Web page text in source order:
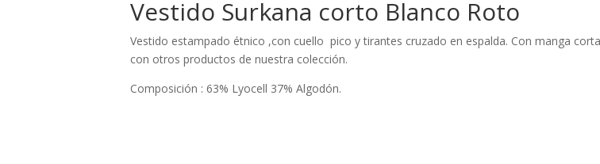
Vestido Surkana corto Blanco Roto
Vestido estampado étnico ,con cuello pico y tirantes cruzado en espalda. Con manga
con otros productos de nuestra colección.
Composición : 63% Lyocell 37% Algodón.